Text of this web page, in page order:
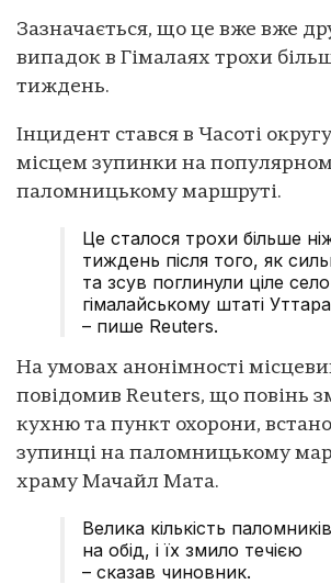
Зазначається, що це вже вже
випадок в Гімалаях трохи
тиждень.
Інцидент стався в Часоті
місцем зупинки на
паломницькому маршруті.
Це сталося трохи більше
тиждень після того, як
та зсув поглинули ціле
гімалайському штаті
– пише Reuters.
На умовах анонімності
повідомив Reuters, що повінь
кухню та пункт охорони,
зупинці на паломницькому
храму Мачайл Мата.
Велика кількість
на обід, і їх змило течією
– сказав чиновник.